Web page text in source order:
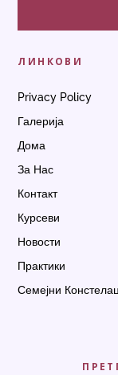
ЛИНКОВИ
Privacy Policy
Галерија
Дома
За Нас
Контакт
Курсеви
Новости
Практики
Семејни